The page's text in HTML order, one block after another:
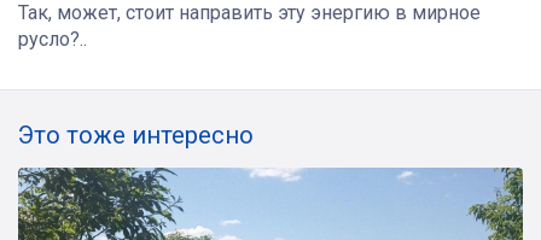
Так, может, стоит направить эту энергию в мирное
русло?..
Это тоже интересно